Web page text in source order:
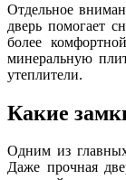
Отдельное
дверь помогает
более
минеральную
утеплители.
Какие
Одним из
Даже прочная